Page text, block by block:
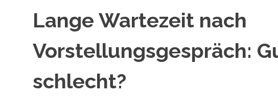
Lange Wartezeit nach
Vorstellungsgespräch:
schlecht?